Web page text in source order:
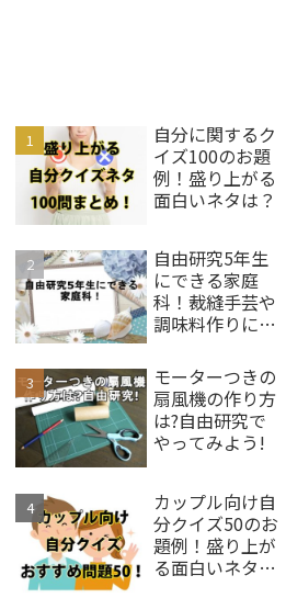
自分に関するク
イズ100のお題
例！盛り上がる
面白いネタは？
自由研究5年生
にできる家庭
科！裁縫手芸や
調味料作りにチ
モーターつきの
扇風機の作り方
は?自由研究で
やってみよう!
カップル向け自
分クイズ50のお
題例！盛り上が
る面白いネタ